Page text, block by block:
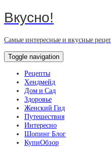
Вкусно!
Самые интересные и вкусные
Toggle navigation
Рецепты
Хендмейд
Дом и Сад
Здоровье
Женский Гид
Путешествия
Интересно
Шопинг Блог
КупиОбзор